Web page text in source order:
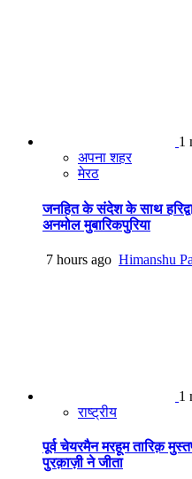
1
अपना शहर
मेरठ
जनहित के संदेश के साथ
अनमोल मुबारिकपुरिया
7 hours ago Himanshu
1
राष्ट्रीय
पूर्व चेयरमैन मरहूम तारिक़
पुरक़ाज़ी ने जीता